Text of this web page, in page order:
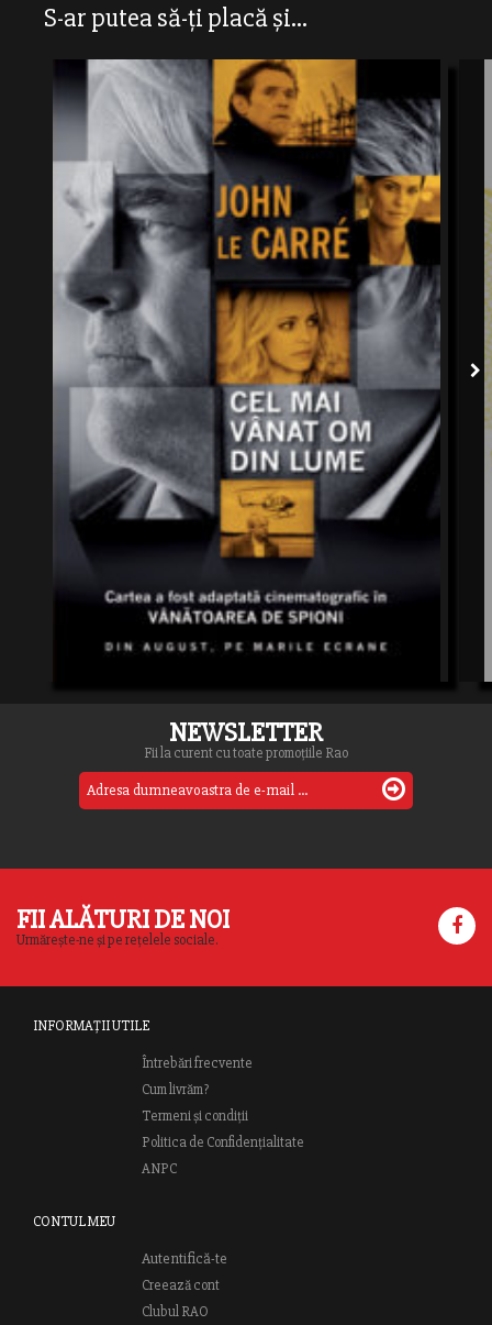
S-ar putea să-ți placă și...
NEWSLETTER
Fii la curent cu toate promoțiile Rao
FII ALĂTURI DE NOI
Urmărește-ne și pe rețelele sociale.
INFORMAȚII UTILE
Întrebări frecvente
Cum livrăm?
Termeni și condiții
Politica de Confidențialitate
ANPC
CONTUL MEU
Autentifică-te
Creează cont
Clubul RAO